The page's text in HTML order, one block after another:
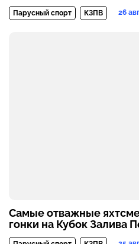
Парусный спорт КЗПВ 26
Самые отважные
гонки на Кубок Залива